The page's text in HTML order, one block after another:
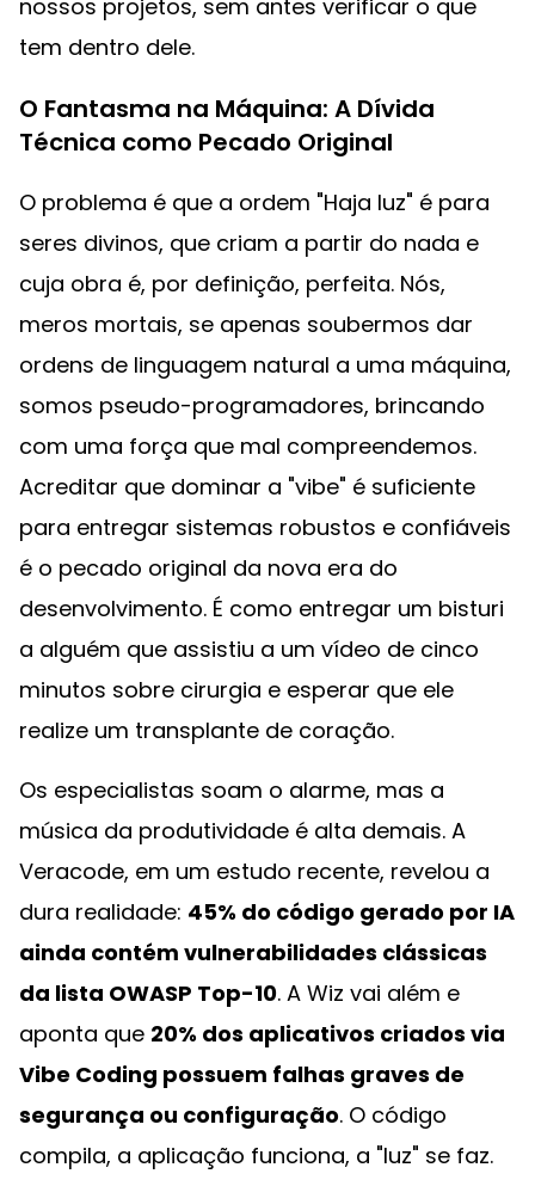
nossos projetos, sem antes verificar o que
tem dentro dele.
O Fantasma na Máquina: A Dívida
Técnica como Pecado Original
O problema é que a ordem "Haja luz" é para
seres divinos, que criam a partir do nada e
cuja obra é, por definição, perfeita. Nós,
meros mortais, se apenas soubermos dar
ordens de linguagem natural a uma máquina,
somos pseudo-programadores, brincando
com uma força que mal compreendemos.
Acreditar que dominar a "vibe" é suficiente
para entregar sistemas robustos e confiáveis
é o pecado original da nova era do
desenvolvimento. É como entregar um bisturi
a alguém que assistiu a um vídeo de cinco
minutos sobre cirurgia e esperar que ele
realize um transplante de coração.
Os especialistas soam o alarme, mas a
música da produtividade é alta demais. A
Veracode, em um estudo recente, revelou a
dura realidade: 45% do código gerado por IA
ainda contém vulnerabilidades clássicas
da lista OWASP Top-10. A Wiz vai além e
aponta que 20% dos aplicativos criados via
Vibe Coding possuem falhas graves de
segurança ou configuração. O código
compila, a aplicação funciona, a "luz" se faz.